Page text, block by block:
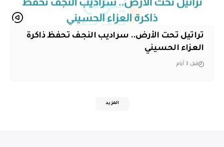
تراتيل تحت الأرض.. سراديب النجف تحفظ ذاكرة
العزاء الحسيني
قبل 3 أيام
المزيد